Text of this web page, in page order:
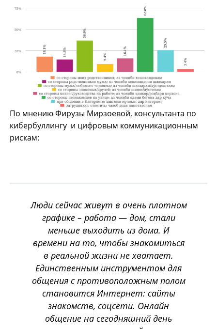
По мнению Фирузы Мирзоевой, консультанта по
кибербуллингу и цифровым коммуникационным
рискам:
Люди сейчас живут в очень плотном
графике – работа — дом, стали
меньше выходить из дома. И
времени на то, чтобы знакомиться
в реальной жизни не хватает.
Единственным инструментом для
общения с противоположным полом
становится Интернет: сайты
знакомств, соцсети. Онлайн
общение на сегодняшний день